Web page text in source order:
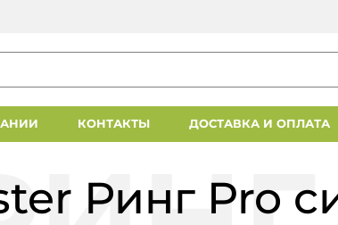
КОНТАКТЫ ДОСТАВКА И ОПЛАТА
Ринг Pro